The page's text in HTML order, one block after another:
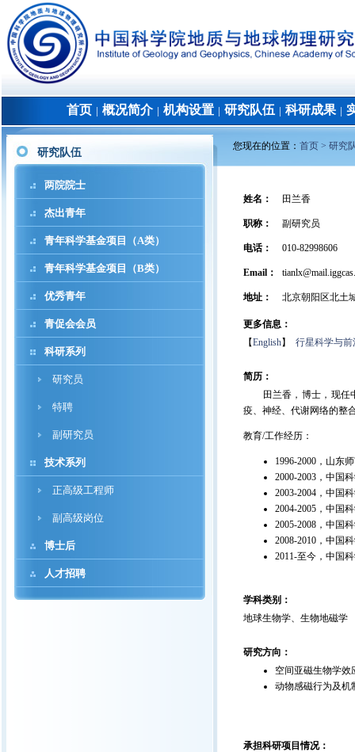
首页 概况简介│ 机构设置 研究队伍 科研成果│
研究队伍
两院院士
杰出青年
青年科学基金项目（A类）
青年科学基金项目（B类）
优秀青年
青促会会员
科研系列
研究员
特聘
副研究员
技术系列
正高级工程师
副高级岗位
博士后
人才招聘
您现在的位置： 首页 > 研究
姓名 ： 田兰香
职称 ： 副研究员
电话： 010-82998606
Email：
地址 ： 北京朝阳区北土
更多信息：
【English】 行星科学与
简历：
田兰香，博士，现任中
疫、神经、代谢网络的整
教育/工作经历：
1996-2000，山东
2000-2003，中国
2003-2004，中国
2004-2005，中国
2005-2008，中国
2008-2010，中国
2011-至今，中国
学科类别：
地球生物学、生物地磁学
研究方向：
空间亚磁生物学效
动物感磁行为及机
承担科研项目情况：